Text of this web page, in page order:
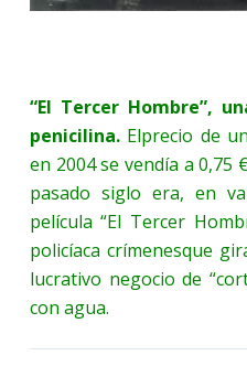
“El Tercer Hombre”,
penicilina.Elprecio de
en 2004 se vendía a 0,75
pasado siglo era, en
película “El Tercer
policíaca crímenesque
lucrativo negocio de
con agua.